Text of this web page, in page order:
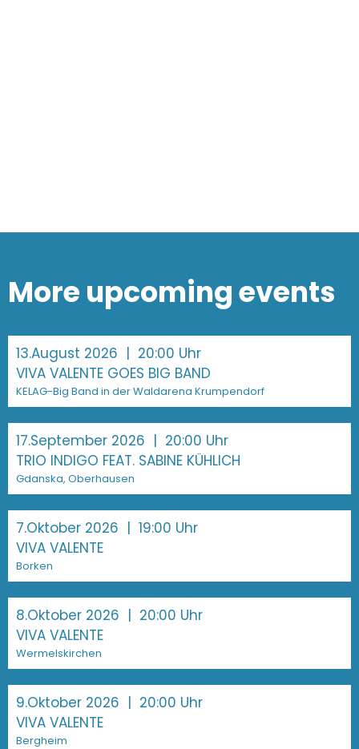
More upcoming events
13.August 2026 | 20:00 Uhr
VIVA VALENTE GOES BIG BAND
KELAG-Big Band in der Waldarena Krumpendorf
17.September 2026 | 20:00 Uhr
TRIO INDIGO FEAT. SABINE KÜHLICH
Gdanska, Oberhausen
7.Oktober 2026 | 19:00 Uhr
VIVA VALENTE
Borken
8.Oktober 2026 | 20:00 Uhr
VIVA VALENTE
Wermelskirchen
9.Oktober 2026 | 20:00 Uhr
VIVA VALENTE
Bergheim